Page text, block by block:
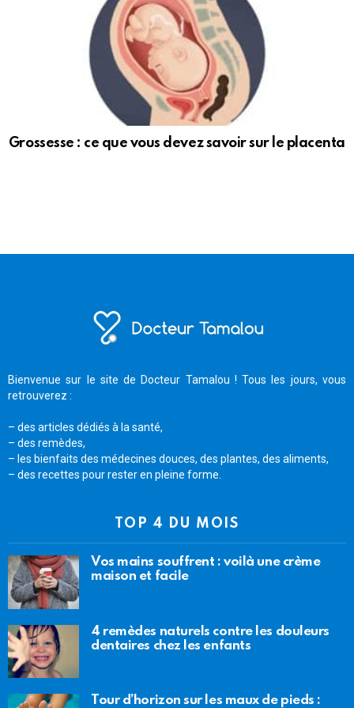
Grossesse : ce que vous devez savoir sur le placenta
Bienvenue sur le site de Docteur Tamalou ! Tous les jours, vous
retrouverez :
– des articles dédiés à la santé,
– des remèdes,
– les bienfaits des médecines douces, des plantes, des aliments,
– des recettes pour rester en pleine forme.
TOP 4 DU MOIS
Vos mains souffrent : voilà une crème
maison et facile
4 remèdes naturels contre les douleurs
dentaires chez les enfants
Tour d’horizon sur les maux de pieds :